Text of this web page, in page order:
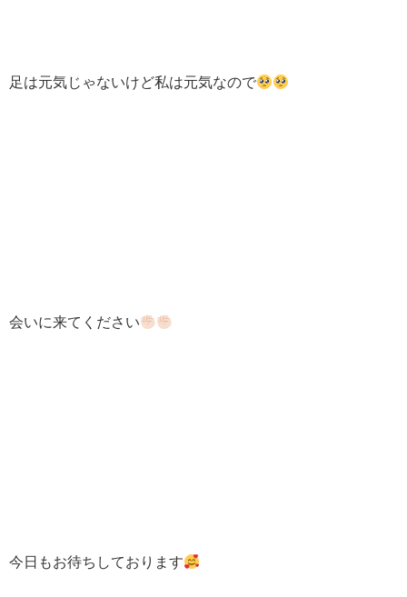
足は元気じゃないけど私は元気なので
会いに来てください
今日もお待ちしております